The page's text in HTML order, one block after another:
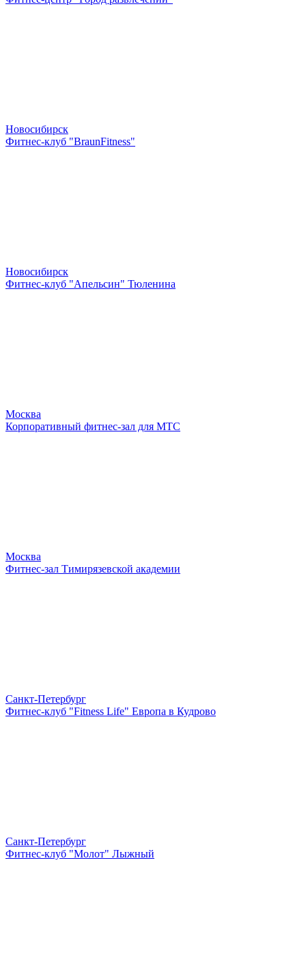
Новосибирск
Фитнес-клуб "BraunFitness"
Новосибирск
Фитнес-клуб "Апельсин" Тюленина
Москва
Корпоративный фитнес-зал для МТС
Москва
Фитнес-зал Тимирязевской академии
Санкт-Петербург
Фитнес-клуб "Fitness Life" Европа в Кудрово
Санкт-Петербург
Фитнес-клуб "Молот" Лыжный